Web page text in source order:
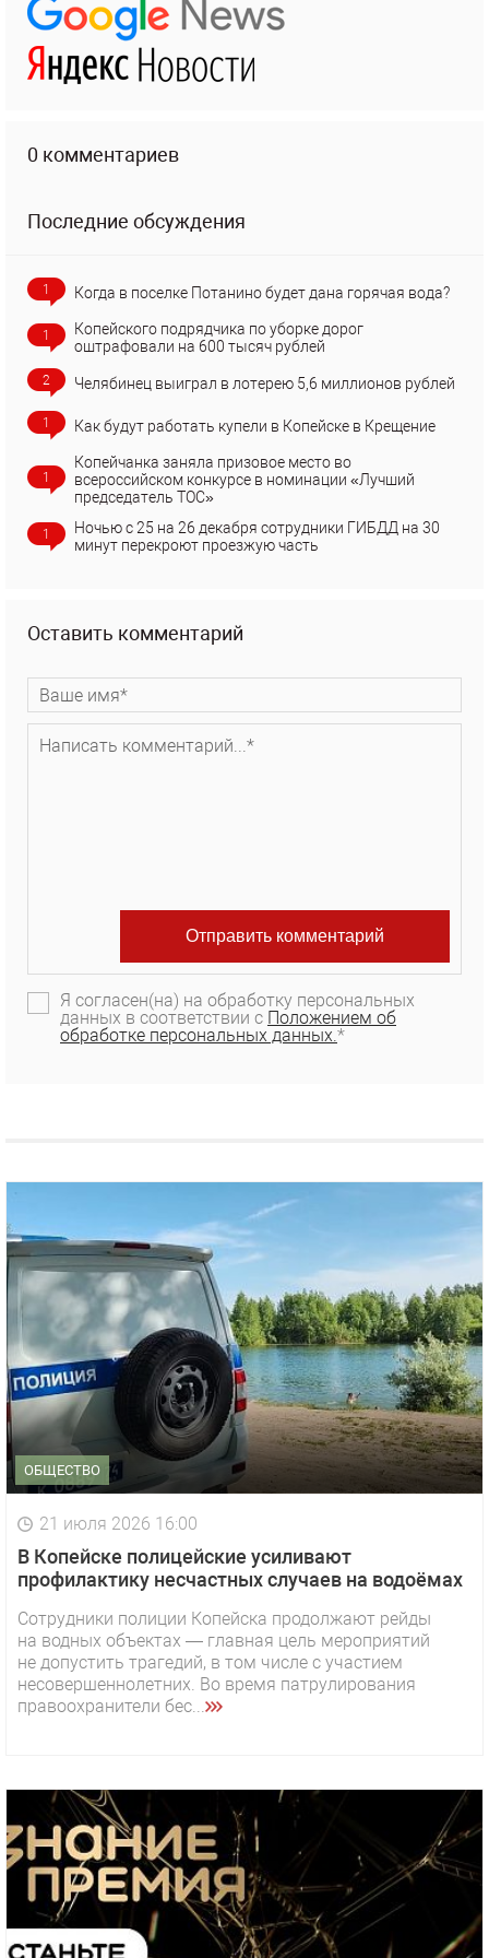
0 комментариев
Последние обсуждения
1 Когда в поселке Потанино будет дана горячая вода?
1
Копейского подрядчика по уборке дорог
оштрафовали на 600 тысяч рублей
2 Челябинец выиграл в лотерею 5,6 миллионов рублей
1 Как будут работать купели в Копейске в Крещение
1
Копейчанка заняла призовое место во
всероссийском конкурсе в номинации «Лучший
председатель ТОС»
1
Ночью с 25 на 26 декабря сотрудники ГИБДД на 30
минут перекроют проезжую часть
Оставить комментарий
Я согласен(на) на обработку персональных
данных в соответствии с Положением об
обработке персональных данных.*
ОБЩЕСТВО
21 июля 2026 16:00
В Копейске полицейские усиливают
профилактику несчастных случаев на водоёмах
Сотрудники полиции Копейска продолжают рейды
на водных объектах — главная цель мероприятий
не допустить трагедий, в том числе с участием
несовершеннолетних. Во время патрулирования
правоохранители бес...